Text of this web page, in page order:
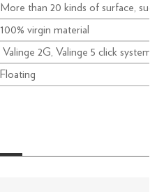
More than 20 kinds of surface,
100% virgin material
Valinge 2G, Valinge 5 click system
Floating